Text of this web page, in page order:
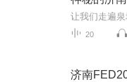
20
济南